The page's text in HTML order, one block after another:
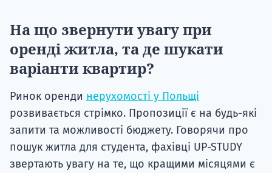
На що звернути увагу при
оренді житла, та де шукати
варіанти квартир?
Ринок оренди нерухомості у Польщі
розвивається стрімко. Пропозиції є на будь-які
запити та можливості бюджету. Говорячи про
пошук житла для студента, фахівці UP-STUDY
звертають увагу на те, що кращими місяцями є